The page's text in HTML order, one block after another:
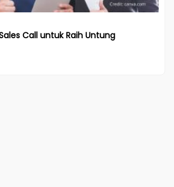
Call untuk Raih Untung